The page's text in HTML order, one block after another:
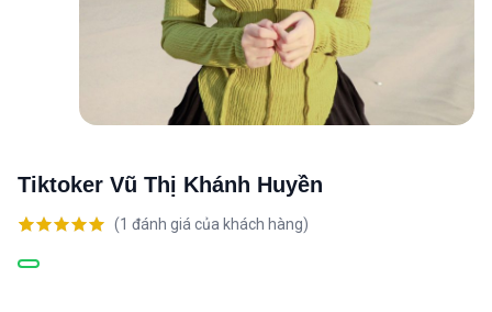
Tiktoker Vũ Thị Khánh Huyền
dựa trên
(1 đánh giá của khách hàng)